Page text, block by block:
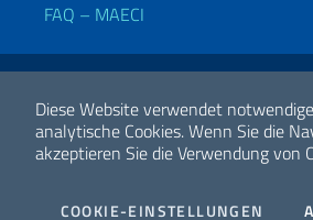
Diese Website verwendet
analytische Cookies.Wenn Sie die
akzeptieren Sie die Verwendung von
COOKIE-EINSTELLUNGEN
FAQ – MAECI
Nützliche Links
internationale Zusammenarbeit